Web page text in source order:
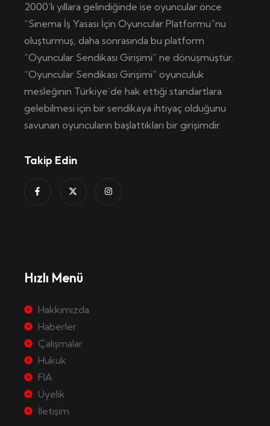
2000’lı yıllara gelindiğinde ise oyuncular önce
“Sinema İş Yasası İçin Oyuncular Platformu”nu
oluşturmuş, daha sonrasında bu platform
“Oyuncular Sendikası Girişimi” ne dönüşmüştür.
“Oyuncular Sendikası Girişimi” oyunculuk
mesleğinin Türkiye’de hak ettiği standartlara
gelebilmesi için bir sendikaya ihtiyaç olduğunu
savunan oyuncuların başlattıkları bir girişimdir.
Takip Edin
Hızlı Menü
Hakkımızda
Haberler
Çalışmalar
Hukuk
FIA
Üyelik
İletişim